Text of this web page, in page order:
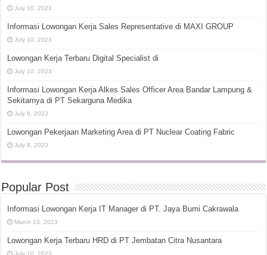
July 10, 2023
Informasi Lowongan Kerja Sales Representative di MAXI GROUP
July 10, 2023
Lowongan Kerja Terbaru Digital Specialist di
July 10, 2023
Informasi Lowongan Kerja Alkes Sales Officer Area Bandar Lampung &
Sekitarnya di PT Sekarguna Medika
July 9, 2023
Lowongan Pekerjaan Marketing Area di PT Nuclear Coating Fabric
July 9, 2023
Popular Post
Informasi Lowongan Kerja IT Manager di PT. Jaya Bumi Cakrawala
March 13, 2023
Lowongan Kerja Terbaru HRD di PT Jembatan Citra Nusantara
July 10, 2023